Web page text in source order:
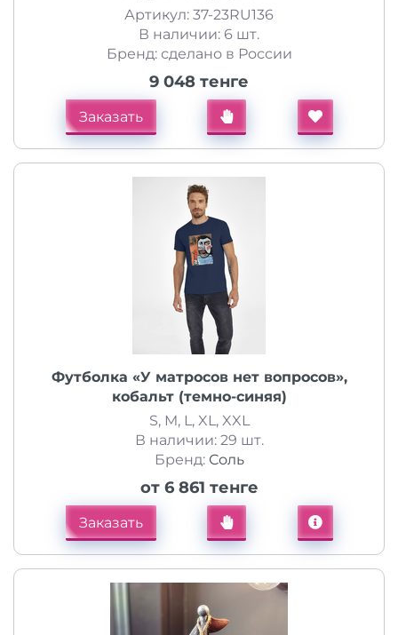
Артикул: 37-23RU136
В наличии: 6 шт.
Бренд: сделано в России
9 048 тенге
Заказать
Футболка «У матросов нет вопросов»,
кобальт (темно-синяя)
S, M, L, XL, XXL
В наличии: 29 шт.
Бренд: Соль
от 6 861 тенге
Заказать